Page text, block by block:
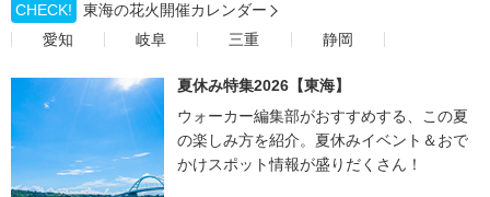
CHECK!
東海の花火開催カレンダー
愛知
岐阜 三重 静岡
夏休み特集2026【東海】
ウォーカー編集部がおすすめする、この夏
の楽しみ方を紹介。夏休みイベント＆おで
かけスポット情報が盛りだくさん！